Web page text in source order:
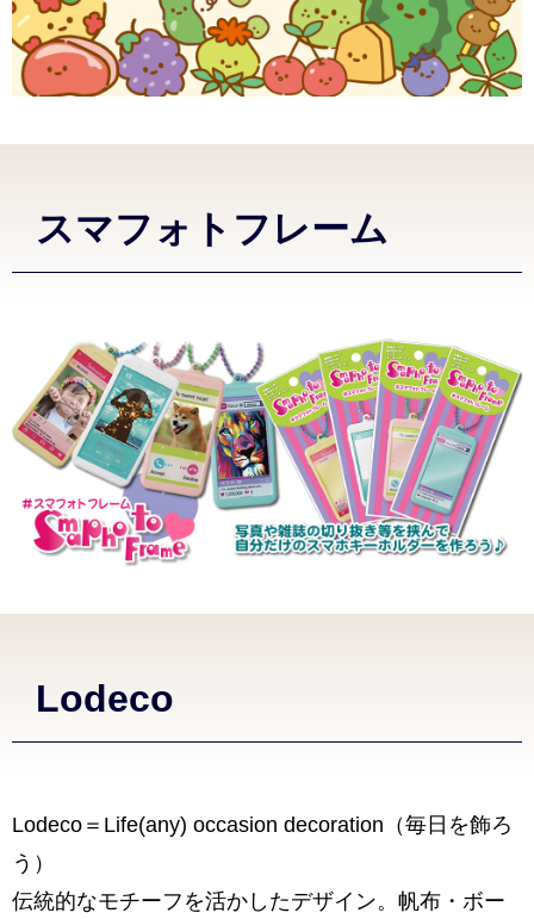
スマフォトフレーム
Lodeco
Lodeco＝Life(any) occasion decoration（毎日を飾ろ
う）
伝統的なモチーフを活かしたデザイン。帆布・ボー